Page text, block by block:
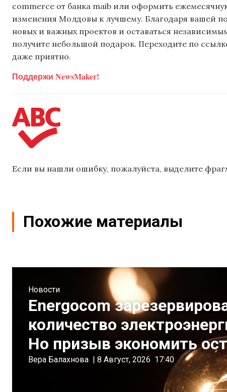
commerce от банка maib или оформить
изменения Молдовы к лучшему. Благодаря вашей
новых и важных проектов и оставаться
получите небольшой подарок. Переходите по
даже приятно.
Поддержи NewsMaker!
Если вы нашли ошибку, пожалуйста, выделите
Похожие материалы
Новости
Energocom
количество
Но призыв экономить
Вера Балахнова | 8 Август, 2026 17:40